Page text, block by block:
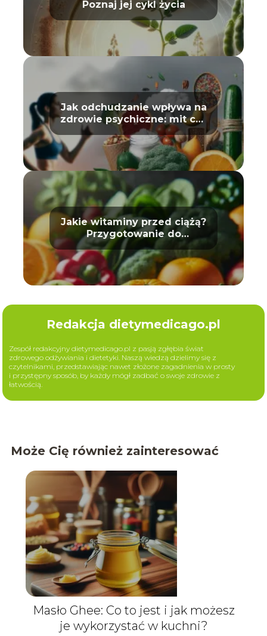
Poznaj jej cykl życia
Jak odchudzanie wpływa na
zdrowie psychiczne: mit czy
prawda?
Jakie witaminy przed ciążą?
Przygotowanie do
macierzyństwa
Redakcja dietymedicago.pl
Zespół redakcyjny dietymedicago.pl z pasją zgłębia świat
zdrowego odżywiania i dietetyki. Naszą wiedzą dzielimy się z
czytelnikami, przedstawiając nawet złożone zagadnienia w prosty
i przystępny sposób, by każdy mógł zadbać o swoje zdrowie z
łatwością.
Może Cię również zainteresować
Masło Ghee: Co to jest i jak możesz
je wykorzystać w kuchni?